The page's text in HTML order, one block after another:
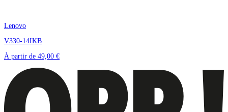
Lenovo
V330-14IKB
À partir de 49,00 €